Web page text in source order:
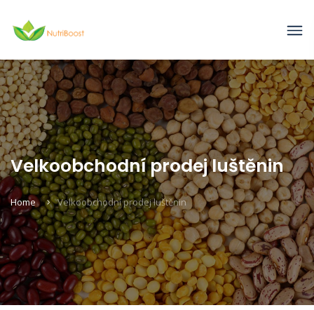
Velkoobchodní prodej luštěnin
Home Velkoobchodní prodej luštěnin